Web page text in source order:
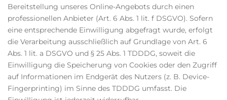
Bereitstellung unseres Online-Angebots durch einen
professionellen Anbieter (Art. 6 Abs. 1 lit. f DSGVO). Sofern
eine entsprechende Einwilligung abgefragt wurde, erfolgt
die Verarbeitung ausschließlich auf Grundlage von Art. 6
Abs. 1 lit. a DSGVO und § 25 Abs. 1 TDDDG, soweit die
Einwilligung die Speicherung von Cookies oder den Zugriff
auf Informationen im Endgerät des Nutzers (z. B. Device-
Fingerprinting) im Sinne des TDDDG umfasst. Die